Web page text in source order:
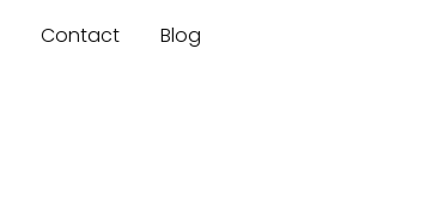
Contact Blog